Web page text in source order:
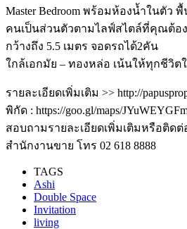
Master Bedroom พร้อมห้องน้ำในตัว
คนเป็นส่วนตัวตามไลฟ์สไตล์ที่คุณต้อ
กว้างถึง 5.5 เมตร จอดรถได้2คัน
ใกล้เอกมัย – ทองหล่อ เน้นให้ทุกชีวิ
รายละเอียดเพิ่มเติม >> http://
พิกัด : https://goo.gl/maps/
สอบถามรายละเอียดเพิ่มเติมหรือติดต่
สำนักงานขาย โทร 02 618 8888
TAGS
Ashi
Double Space
Invitation
living